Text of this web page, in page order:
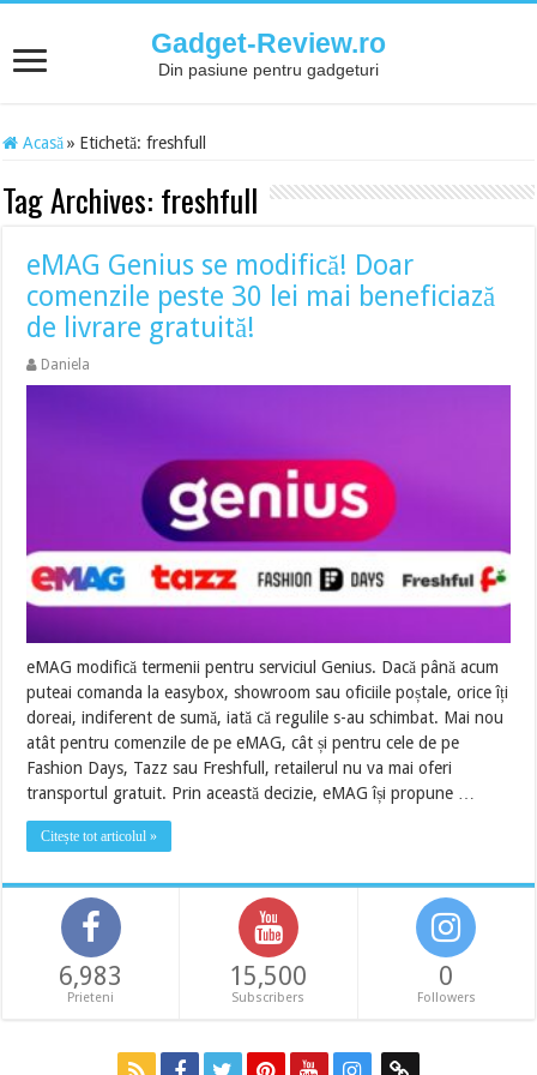
Gadget-Review.ro
Din pasiune pentru gadgeturi
Acasă » Etichetă:freshfull
Tag Archives: freshfull
eMAG Genius se modifică! Doar
comenzile peste 30 lei mai beneficiază
de livrare gratuită!
Daniela
eMAG modifică termenii pentru serviciul Genius. Dacă până acum
puteai comanda la easybox, showroom sau oficiile poștale, orice îți
doreai, indiferent de sumă, iată că regulile s-au schimbat. Mai nou
atât pentru comenzile de pe eMAG, cât și pentru cele de pe
Fashion Days, Tazz sau Freshfull, retailerul nu va mai oferi
transportul gratuit. Prin această decizie, eMAG își propune …
Citește tot articolul »
6,983
Prieteni
15,500
Subscribers
0
Followers